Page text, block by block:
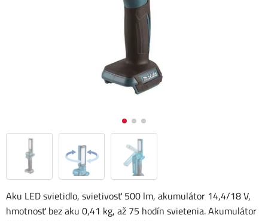
Aku LED svietidlo, svietivosť 500 lm, akumulátor 14,4/18 V,
hmotnosť bez aku 0,41 kg, až 75 hodín svietenia. Akumulátor